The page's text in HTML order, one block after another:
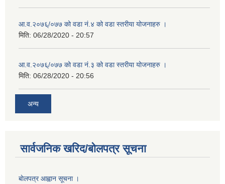
आ.व.२०७६्/०७७ को वडा नं.४ को वडा स्तरीया योजनाहरु ।
मिति: 06/28/2020 - 20:57
आ.व.२०७६्/०७७ को वडा नं.३ को वडा स्तरीया योजनाहरु ।
मिति: 06/28/2020 - 20:56
अन्य
सार्वजनिक खरिद/बोलपत्र सूचना
बाेलपत्र आह्वान सूचना ।